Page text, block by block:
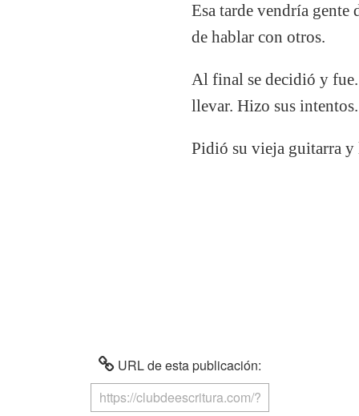
Esa tarde vendría gente
de hablar con otros.
Al final se decidió y
llevar. Hizo sus
Pidió su vieja guitarra y
URL de esta publicación: